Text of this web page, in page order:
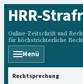
HRR-
Online-Zeitschrift und
für höchstrichterliche
Menü
HRRS durchsuchen